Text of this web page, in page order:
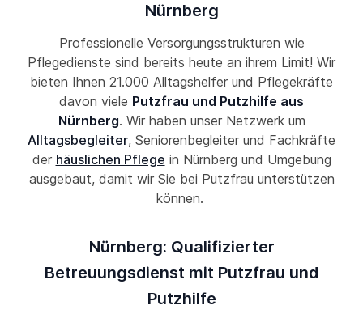
Nürnberg
Professionelle Versorgungsstrukturen wie
Pflegedienste sind bereits heute an ihrem Limit! Wir
bieten Ihnen 21.000 Alltagshelfer und Pflegekräfte
davon viele Putzfrau und Putzhilfe aus
Nürnberg. Wir haben unser Netzwerk um
Alltagsbegleiter, Seniorenbegleiter und Fachkräfte
der häuslichen Pflege in Nürnberg und Umgebung
ausgebaut, damit wir Sie bei Putzfrau unterstützen
können.
Nürnberg: Qualifizierter
Betreuungsdienst mit Putzfrau und
Putzhilfe